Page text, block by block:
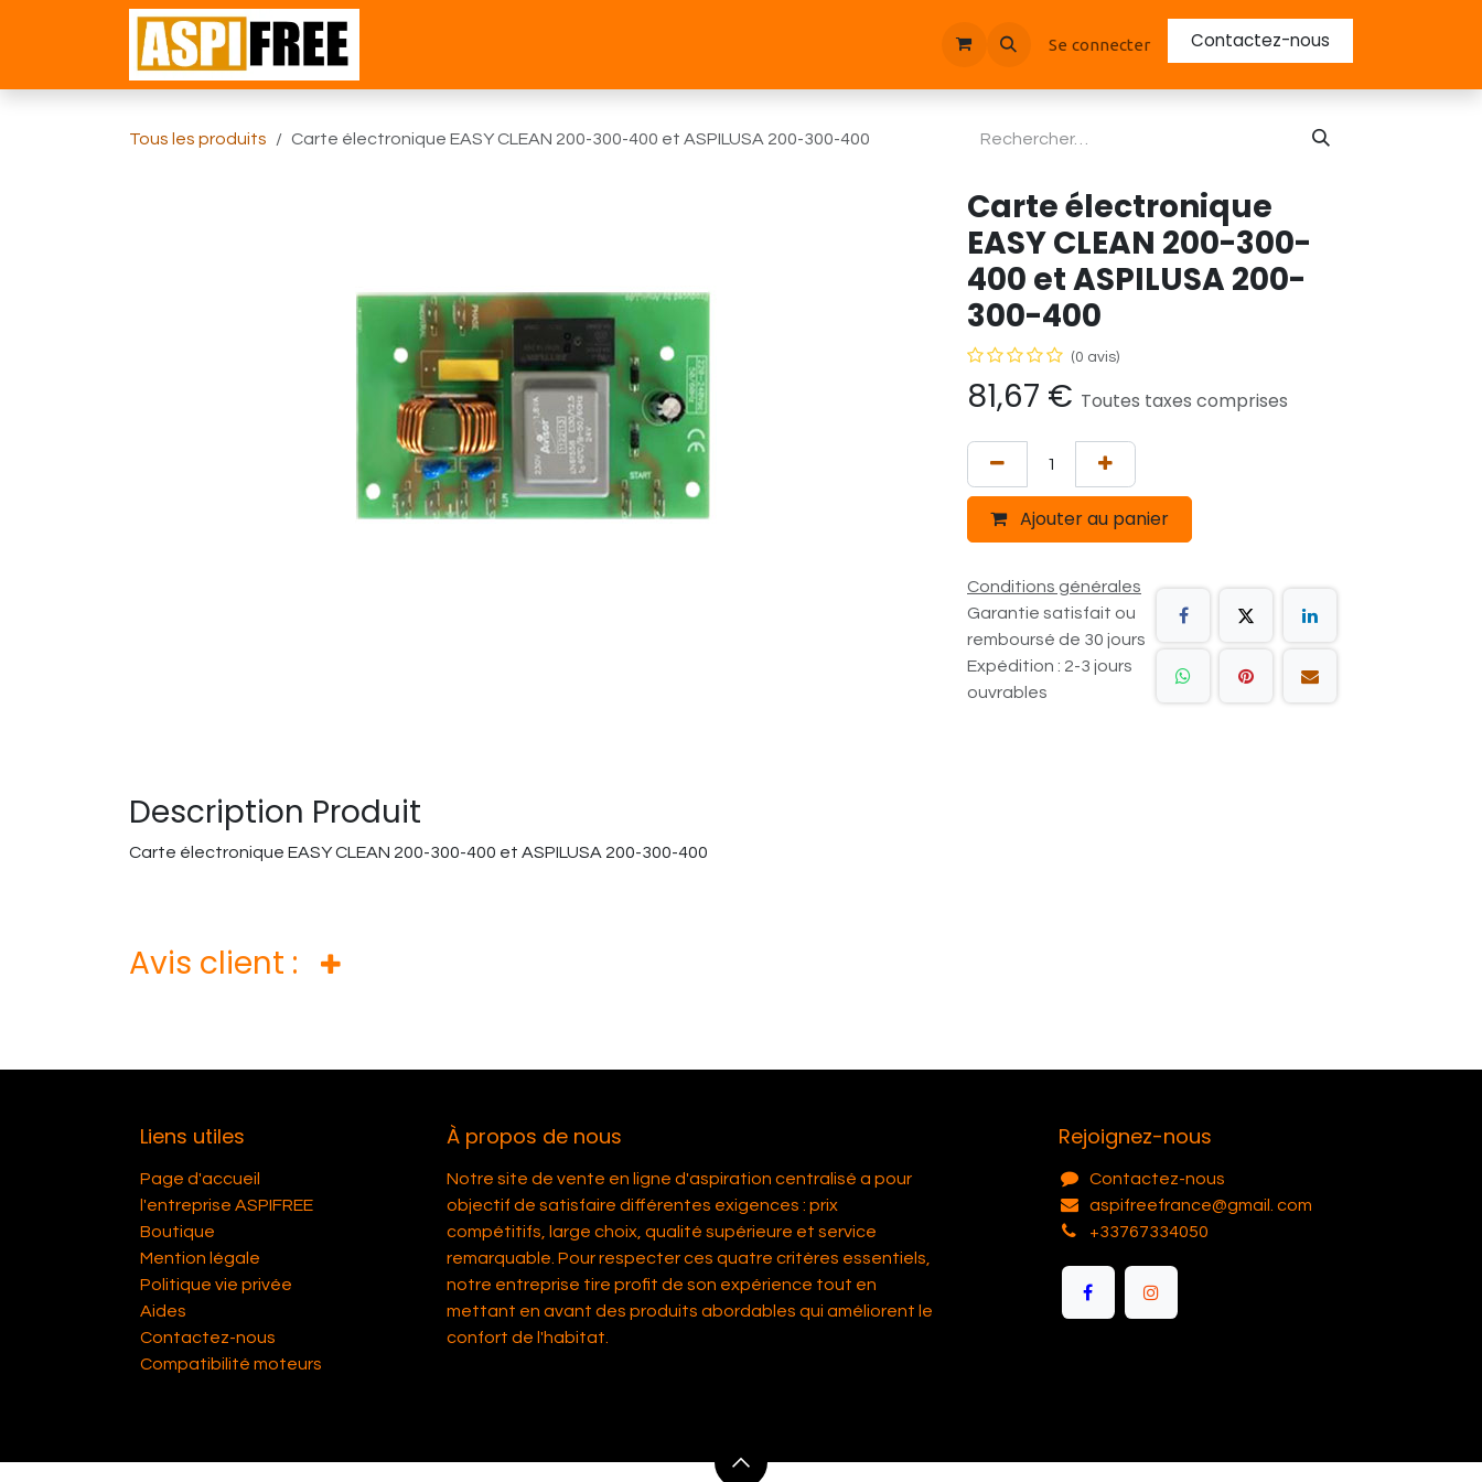
Se rendre au contenu
Se connecter Contactez-nous
Tous les produits Carte électronique EASY CLEAN 200-300-400 et ASPILUSA 200-300-400
Carte électronique
EASY CLEAN 200-300-
400 et ASPILUSA 200-
300-400
(0 avis)
81,67 € Toutes taxes comprises
Ajouter au panier
Conditions générales
Garantie satisfait ou
remboursé de 30 jours
Expédition : 2-3 jours
ouvrables
Description Produit
Carte électronique EASY CLEAN 200-300-400 et ASPILUSA 200-300-400
Avis client :
Liens utiles
Page d'accueil
l'entreprise ASPIFREE
Boutique
Mention légale
Politique vie privée
Aides
Contactez-nous
Compatibilité moteurs
Rejoignez-nous
Contactez-nous
aspifreefrance@gmail. com
+33767334050
À propos de nous
Notre site de vente en ligne d'aspiration centralisé a pour
objectif de satisfaire différentes exigences : prix
compétitifs, large choix, qualité supérieure et service
remarquable. Pour respecter ces quatre critères essentiels,
notre entreprise tire profit de son expérience tout en
mettant en avant des produits abordables qui améliorent le
confort de l'habitat.